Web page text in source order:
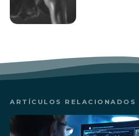
ARTÍCULOS RELACIONADOS